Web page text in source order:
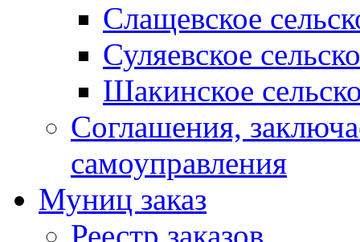
Слащевское
Суляевское
Шакинское
Соглашения,
самоуправления
Муниц заказ